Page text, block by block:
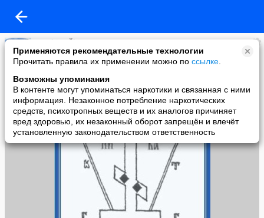
Применяются рекомендательные технологии
Прочитать правила их применении можно по ссылке
Возможны упоминания
В контенте могут упоминаться наркотики и связанная с ними
информация. Незаконное потребление наркотических
средств, психотропных веществ и их аналогов причиняет
вред здоровью, их незаконный оборот запрещён и влечёт
установленную законодательством ответственность
Eparhia Bălți
added a photo
25 Jul в 20:11